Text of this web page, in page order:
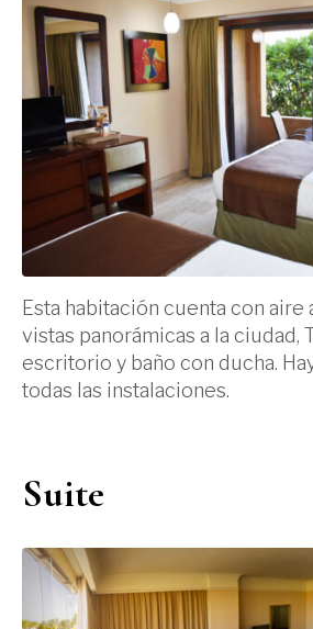
Esta habitación cuenta con aire
vistas panorámicas a la ciudad,
escritorio y baño con ducha.
todas las instalaciones.
Suite